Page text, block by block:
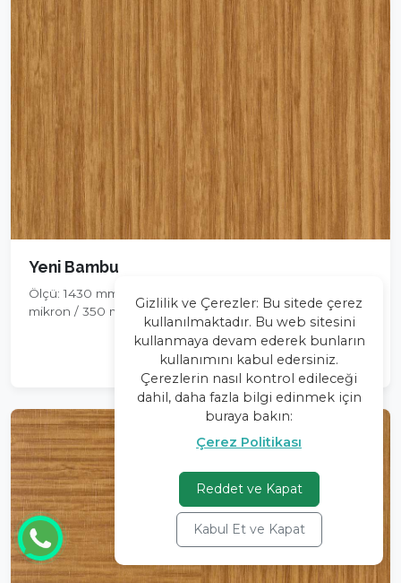
Yeni Bambu
Ölçü: 1430 mm | Kalınlık Seçenekleri: 200 mikron / 300
mikron / 350 mikron
Devamı
Gizlilik ve Çerezler: Bu sitede çerez
kullanılmaktadır. Bu web sitesini
kullanmaya devam ederek bunların
kullanımını kabul edersiniz.
Çerezlerin nasıl kontrol edileceği
dahil, daha fazla bilgi edinmek için
buraya bakın:
Çerez Politikası
Reddet ve Kapat
Kabul Et ve Kapat